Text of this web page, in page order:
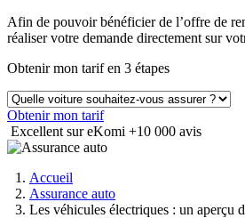
Afin de pouvoir bénéficier de l’offre de
réaliser votre demande directement sur
Obtenir mon tarif en 3 étapes
Obtenir mon tarif
Excellent sur eKomi +10 000 avis
Accueil
Assurance auto
Les véhicules électriques : un aperçu